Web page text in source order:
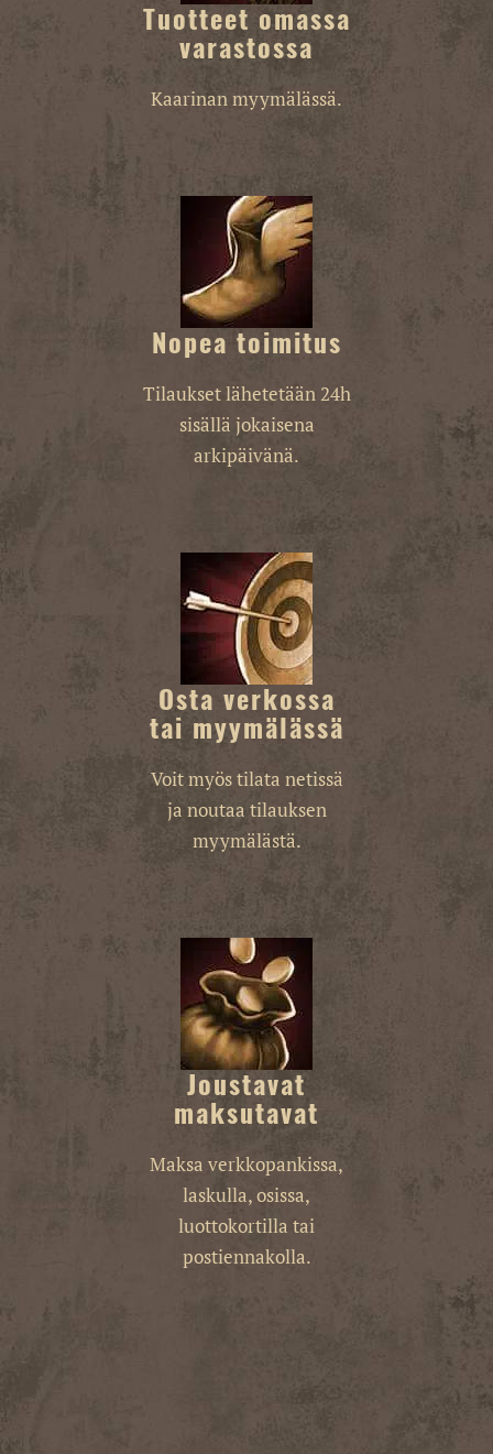
Tuotteet omassa
varastossa
Kaarinan myymälässä.
Nopea toimitus
Tilaukset lähetetään 24h
sisällä jokaisena
arkipäivänä.
Osta verkossa
tai myymälässä
Voit myös tilata netissä
ja noutaa tilauksen
myymälästä.
Joustavat
maksutavat
Maksa verkkopankissa,
laskulla, osissa,
luottokortilla tai
postiennakolla.